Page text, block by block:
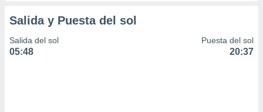
Salida y Puesta del sol
Salida del sol
05:48
Puesta del sol
20:37